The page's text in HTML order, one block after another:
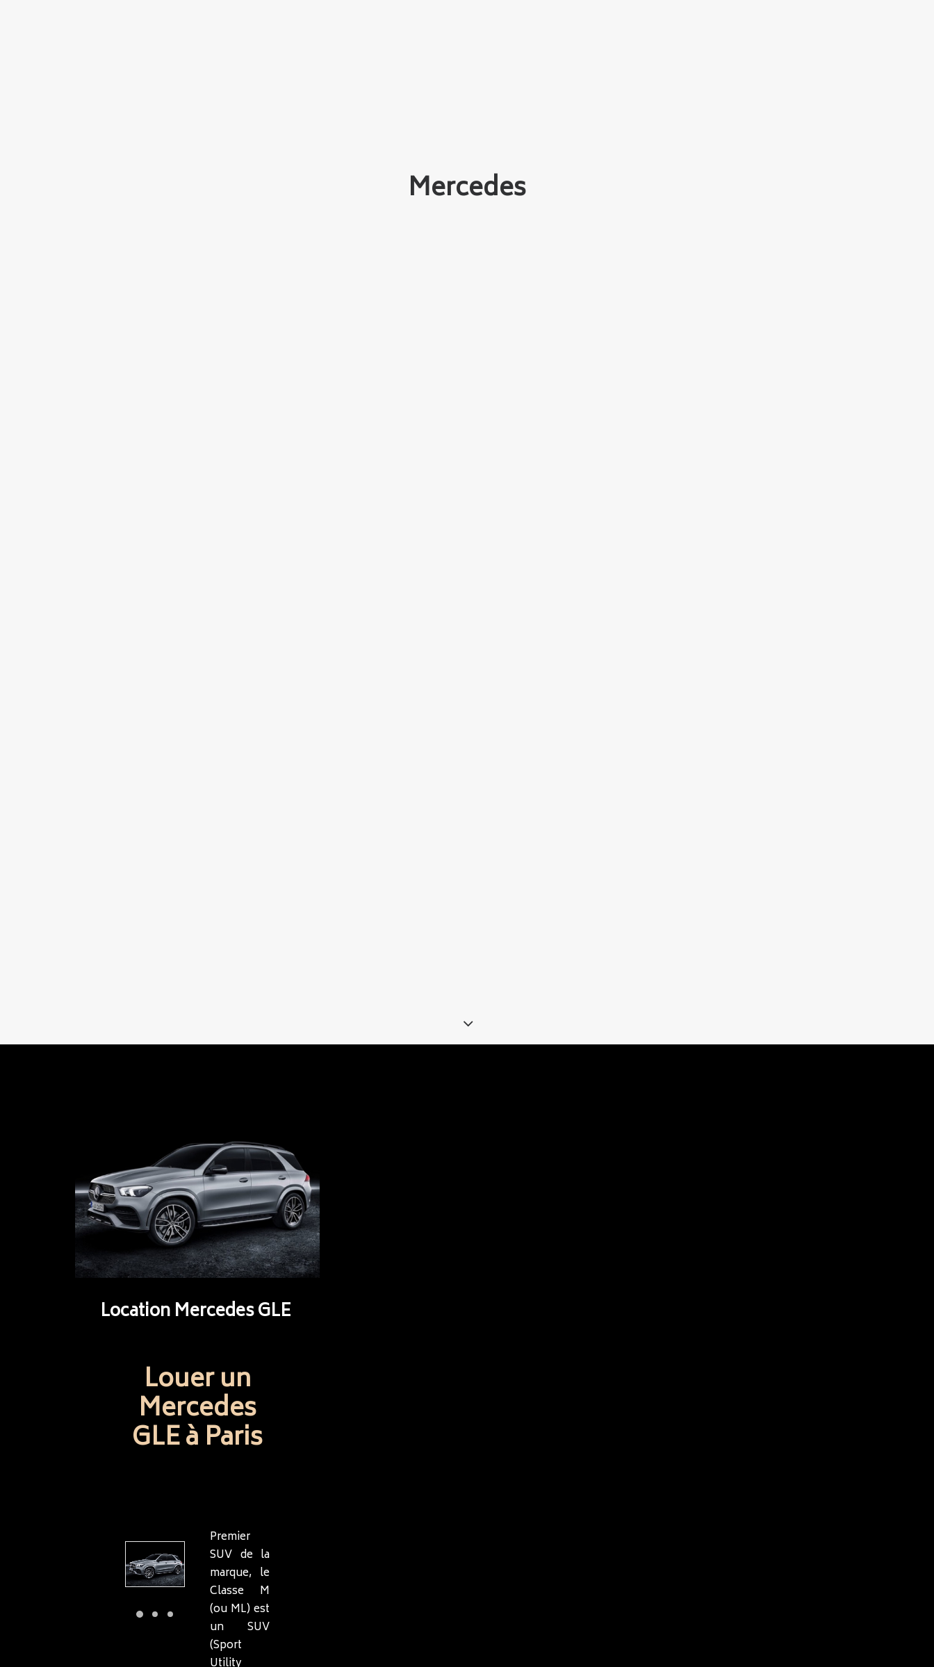
Mercedes
Location Mercedes GLE
Louer un
Mercedes
GLE à Paris
Premier
SUV de la
marque, le
Classe M
(ou ML) est
un SUV
(Sport